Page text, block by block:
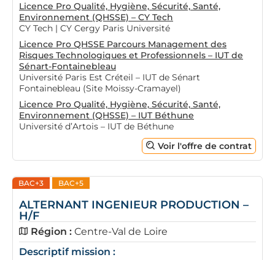
Licence Pro Qualité, Hygiène, Sécurité, Santé,
Environnement (QHSSE) – CY Tech
CY Tech | CY Cergy Paris Université
Licence Pro QHSSE Parcours Management des
Risques Technologiques et Professionnels – IUT de
Sénart-Fontainebleau
Université Paris Est Créteil – IUT de Sénart
Fontainebleau (Site Moissy-Cramayel)
Licence Pro Qualité, Hygiène, Sécurité, Santé,
Environnement (QHSSE) – IUT Béthune
Université d’Artois – IUT de Béthune
Voir l'offre de contrat
BAC+3 BAC+5
ALTERNANT INGENIEUR PRODUCTION –
H/F
Région : Centre-Val de Loire
Descriptif mission :